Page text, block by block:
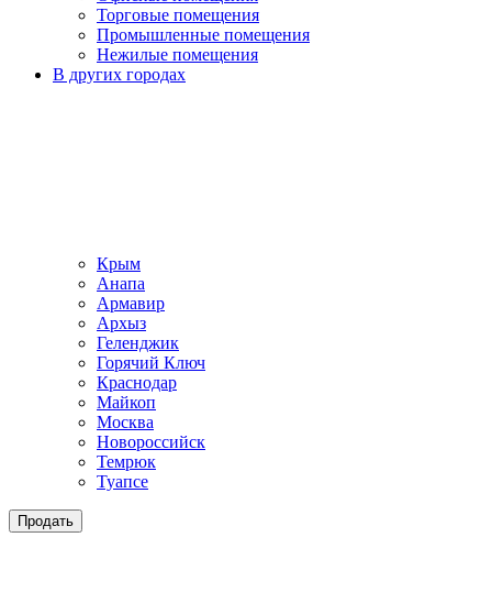
Торговые помещения
Промышленные помещения
Нежилые помещения
В других городах
Крым
Анапа
Армавир
Архыз
Геленджик
Горячий Ключ
Краснодар
Майкоп
Москва
Новороссийск
Темрюк
Туапсе
Продать